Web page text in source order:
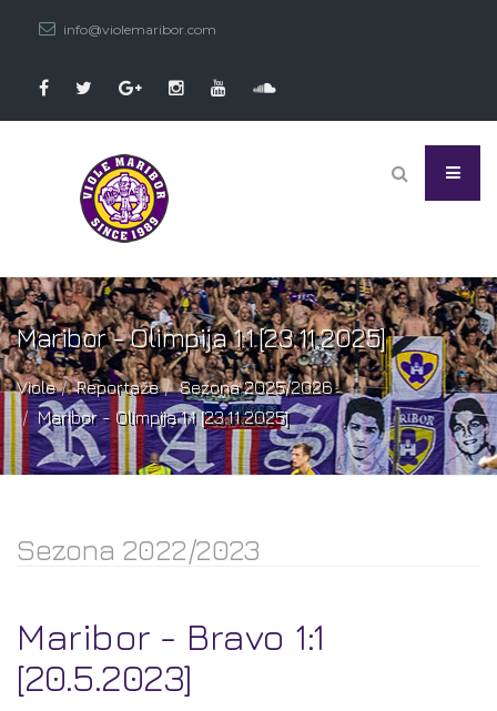
info@violemaribor.com
Maribor - Olimpija 1:1 [23.11.2025]
Viole Reportaže
Sezona 2025/2026
Maribor - Olimpija 1:1 [23.11.2025]
Sezona 2022/2023
Maribor - Bravo 1:1
[20.5.2023]